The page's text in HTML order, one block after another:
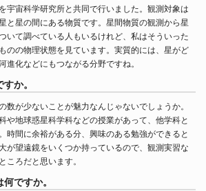
Sitemap Japanese
宇宙科学研究所と共同で行いました。観測対象は
と星の間にある物質です。星間物質の観測から星
いて調べている人もいるけれど、私はそういった
のの物理状態を見ています。実質的には、星がど
進化などにもつながる分野ですね。
か。
が少ないことが魅力なんじゃないでしょうか。
や地球惑星科学科などの授業があって、他学科と
時間に余裕がある分、興味のある勉強ができると
が望遠鏡をいくつか持っているので、観測実習な
ころだと思います。
ですか。